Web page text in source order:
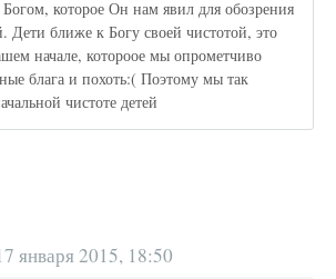
которое Он нам явил для обозрения
Дети ближе к Богу своей чистотой, это
начале, котороое мы опрометчиво
блага и похоть:( Поэтому мы так
чистоте детей
января 2015, 18:50